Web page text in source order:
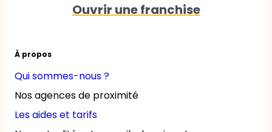
À propos
Qui sommes-nous ?
Nos agences de proximité
Les aides et tarifs
Ouvrir une franchise